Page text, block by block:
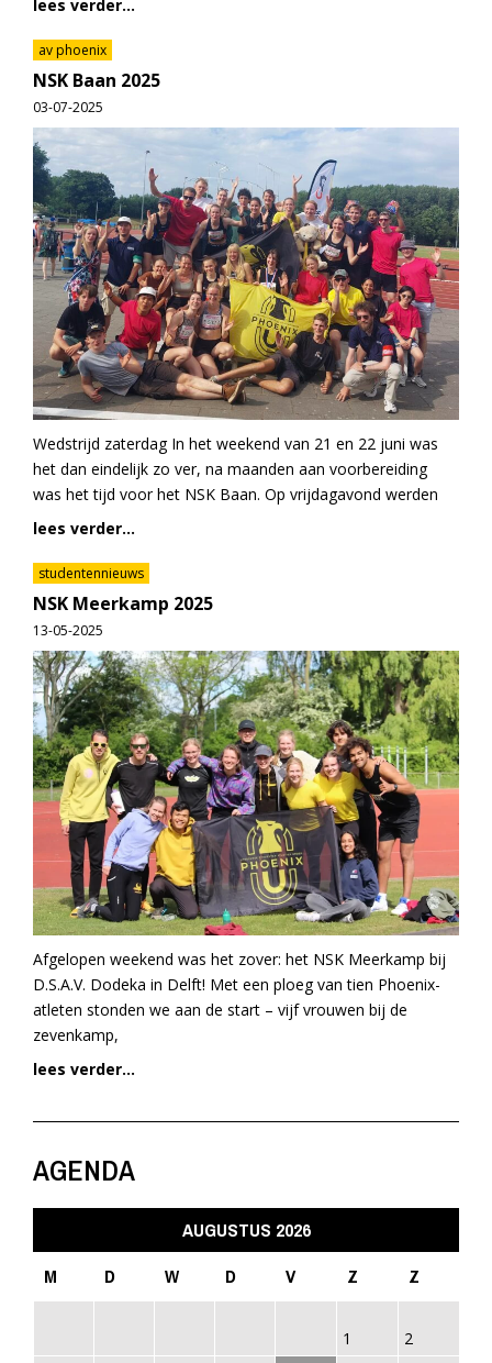
lees verder...
av phoenix
NSK Baan 2025
03-07-2025
Wedstrijd zaterdag In het weekend van 21 en 22 juni was
het dan eindelijk zo ver, na maanden aan voorbereiding
was het tijd voor het NSK Baan. Op vrijdagavond werden
lees verder...
studentennieuws
NSK Meerkamp 2025
13-05-2025
Afgelopen weekend was het zover: het NSK Meerkamp bij
D.S.A.V. Dodeka in Delft! Met een ploeg van tien Phoenix-
atleten stonden we aan de start – vijf vrouwen bij de
zevenkamp,
lees verder...
AGENDA
AUGUSTUS 2026
M
D W D V Z Z
1 2